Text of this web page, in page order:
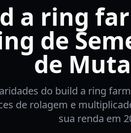
a ring
de
de
do build a ring
de rolagem e
sua renda em